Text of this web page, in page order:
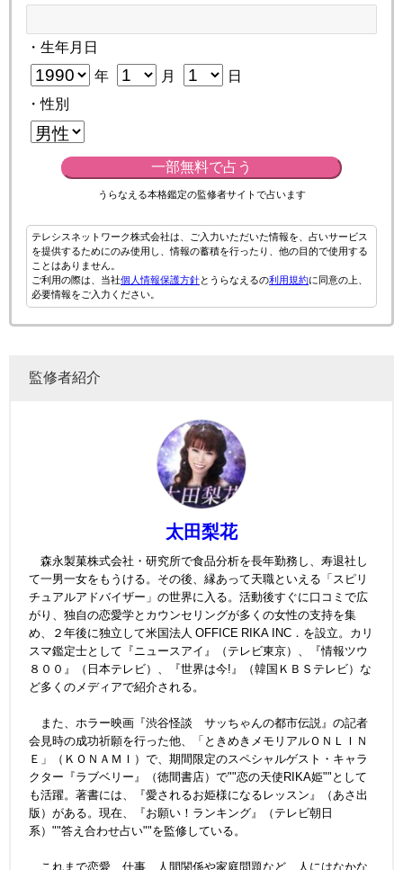
・生年月日
年 月
日
・性別
一部無料で占う
うらなえる本格鑑定の監修者サイトで占います
テレシスネットワーク株式会社は、ご入力いただいた情報を、占いサービス
を提供するためにのみ使用し、情報の蓄積を行ったり、他の目的で使用する
ことはありません。
ご利用の際は、当社個人情報保護方針とうらなえるの利用規約に同意の上、
必要情報をご入力ください。
監修者紹介
太田梨花
森永製菓株式会社・研究所で食品分析を長年勤務し、寿退社し
て一男一女をもうける。その後、縁あって天職といえる「スピリ
チュアルアドバイザー」の世界に入る。活動後すぐに口コミで広
がり、独自の恋愛学とカウンセリングが多くの女性の支持を集
め、２年後に独立して米国法人 OFFICE RIKA INC．を設立。カリ
スマ鑑定士として『ニュースアイ』（テレビ東京）、『情報ツウ
８００』（日本テレビ）、『世界は今!』（韓国ＫＢＳテレビ）な
ど多くのメディアで紹介される。
また、ホラー映画『渋谷怪談 サッちゃんの都市伝説』の記者
会見時の成功祈願を行った他、「ときめきメモリアルＯＮＬＩＮ
Ｅ」（ＫＯＮＡＭＩ）で、期間限定のスペシャルゲスト・キャラ
クター『ラブベリー』（徳間書店）で""恋の天使RIKA姫""として
も活躍。著書には、『愛されるお姫様になるレッスン』（あさ出
版）がある。現在、『お願い！ランキング』（テレビ朝日
系）""答え合わせ占い""を監修している。
これまで恋愛、仕事、人間関係や家庭問題など、人にはなかな